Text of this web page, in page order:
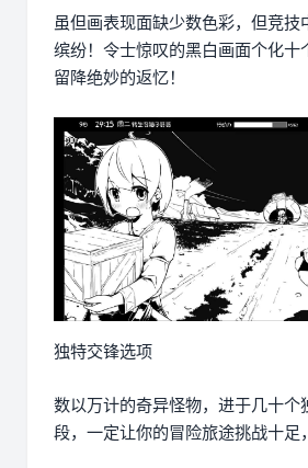
虽但画表现面缺少数色彩，但竞技
缤纷！令士惊叹的黑白画面个化十
留降绝妙的返忆！
独特交锋选项
数以万计的奇异怪物，进于几十个
段，一定让你的冒险旅途挑战十足